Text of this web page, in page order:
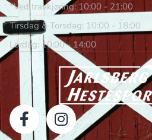
*Ved travkjøring: 10:00 - 21:00
Tirsdag & Torsdag: 10:00 - 18:00
Lørdag: 10:00 - 14:00